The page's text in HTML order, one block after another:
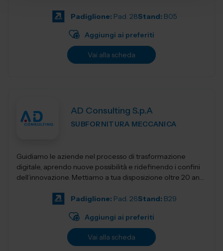
Padiglione: Pad. 28Stand: B05
Aggiungi ai preferiti
Vai alla scheda
AD Consulting S.p.A
SUBFORNITURA MECCANICA
Guidiamo le aziende nel processo di trasformazione
digitale, aprendo nuove possibilità e ridefinendo i confini
dell’innovazione. Mettiamo a tua disposizione oltre 20 anni
Padiglione: Pad. 26Stand: B29
Aggiungi ai preferiti
Vai alla scheda